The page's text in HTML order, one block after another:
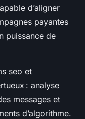
d’aligner
payantes
puissance de
seo et
: analyse
messages et
d’algorithme.